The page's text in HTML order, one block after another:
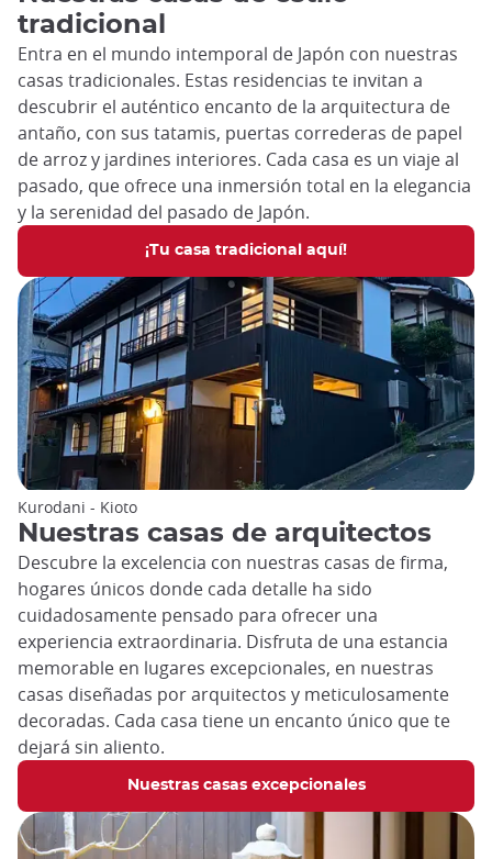
tradicional
Entra en el mundo intemporal de Japón con nuestras
casas tradicionales. Estas residencias te invitan a
descubrir el auténtico encanto de la arquitectura de
antaño, con sus tatamis, puertas correderas de papel
de arroz y jardines interiores. Cada casa es un viaje al
pasado, que ofrece una inmersión total en la elegancia
y la serenidad del pasado de Japón.
¡Tu casa tradicional aquí!
Nuestras casas de arquitectos
Descubre la excelencia con nuestras casas de firma,
hogares únicos donde cada detalle ha sido
cuidadosamente pensado para ofrecer una
experiencia extraordinaria. Disfruta de una estancia
memorable en lugares excepcionales, en nuestras
casas diseñadas por arquitectos y meticulosamente
decoradas. Cada casa tiene un encanto único que te
dejará sin aliento.
Nuestras casas excepcionales
Kurodani - Kioto